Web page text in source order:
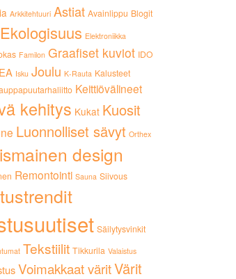
Arkkitehtuuri Astiat Avainlippu Blogit
Ekologisuus Elektroniikka
Familon Graafiset kuviot IDO
Isku Joulu K-Rauta Kalusteet
Keittiövälineet
kehitys Kukat Kuosit
Luonnolliset sävyt Orthex
design
Remontointi Sauna Siivous
Säilytysvinkit
Tekstiilit Tikkurila Valaistus
Voimakkaat väritVärit